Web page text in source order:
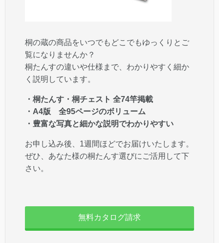
桐の蔵の商品をいつでもどこでもゆっくりとご
覧になりませんか？
桐たんすの違いや仕様まで、わかりやすく細か
く説明しています。
・桐たんす・桐チェスト 全74竿掲載
・A4版 全95ページのボリューム
・豊富な写真と細かな説明でわかりやすい
お申し込み後、1週間ほどでお届けいたします。
ぜひ、あなた様の桐たんす選びにご活用して下
さい。
無料カタログ請求